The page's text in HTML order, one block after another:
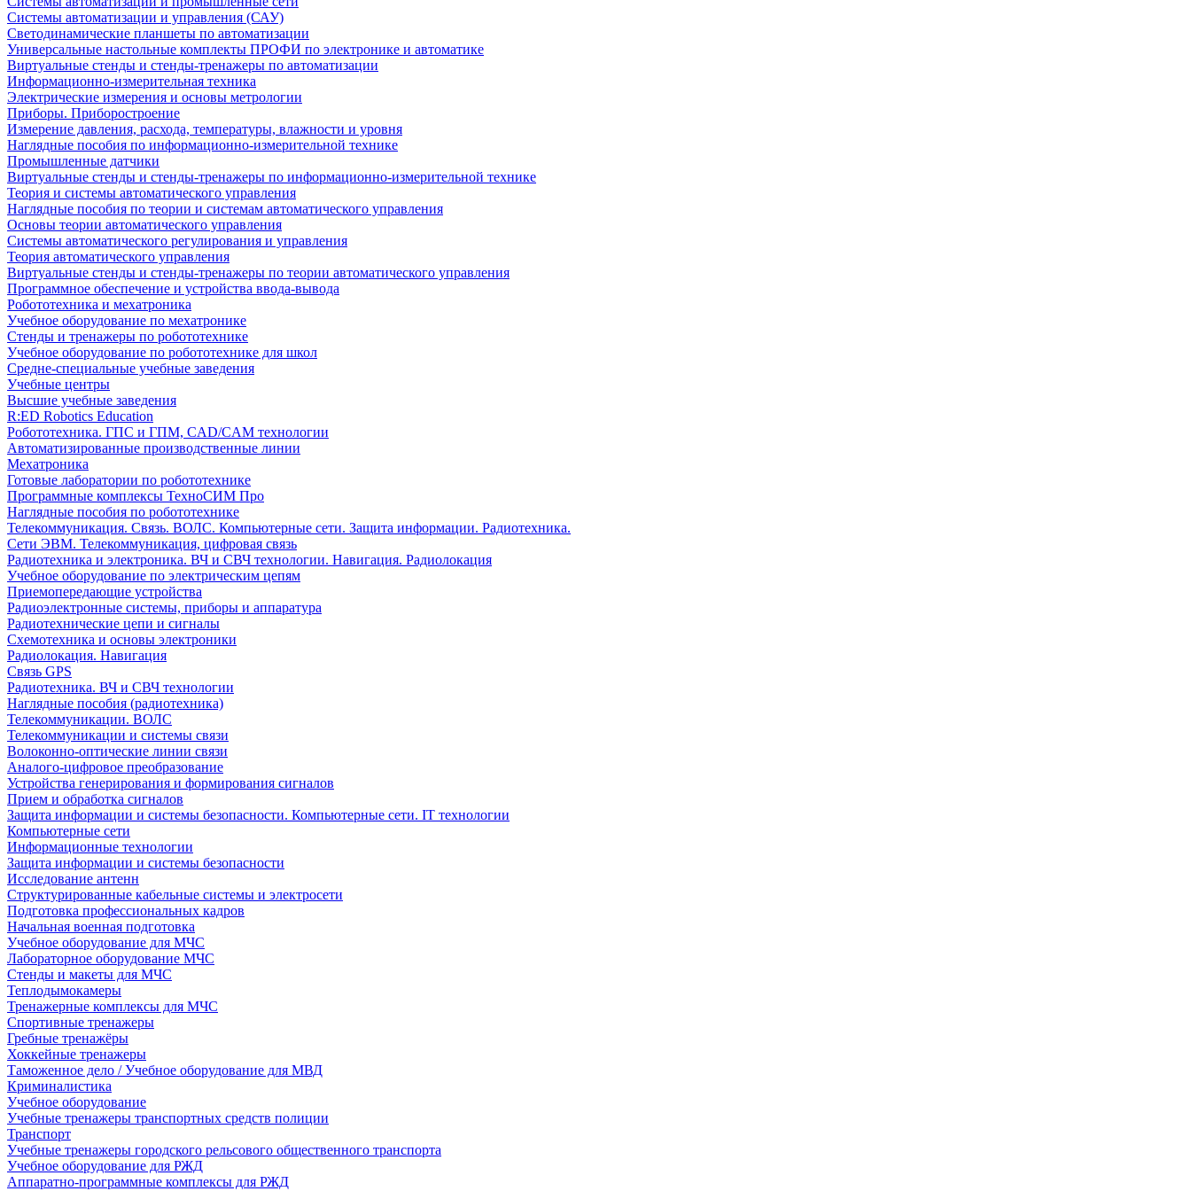
Системы автоматизации и управления (САУ)
Светодинамические планшеты по автоматизации
Универсальные настольные комплекты ПРОФИ по электронике и автоматике
Виртуальные стенды и стенды-тренажеры по автоматизации
Информационно-измерительная техника
Электрические измерения и основы метрологии
Приборы. Приборостроение
Измерение давления, расхода, температуры, влажности и уровня
Наглядные пособия по информационно-измерительной технике
Промышленные датчики
Виртуальные стенды и стенды-тренажеры по информационно-измерительной технике
Теория и системы автоматического управления
Наглядные пособия по теории и системам автоматического управления
Основы теории автоматического управления
Системы автоматического регулирования и управления
Теория автоматического управления
Виртуальные стенды и стенды-тренажеры по теории автоматического управления
Программное обеспечение и устройства ввода-вывода
Робототехника и мехатроника
Учебное оборудование по мехатронике
Стенды и тренажеры по робототехнике
Учебное оборудование по робототехнике для школ
Средне-специальные учебные заведения
Учебные центры
Высшие учебные заведения
R:ED Robotics Education
Робототехника. ГПС и ГПМ, CAD/CAM технологии
Автоматизированные производственные линии
Мехатроника
Готовые лаборатории по робототехнике
Программные комплексы ТехноСИМ Про
Наглядные пособия по робототехнике
Телекоммуникация. Связь. ВОЛС. Компьютерные сети. Защита информации. Радиотехника.
Сети ЭВМ. Телекоммуникация, цифровая связь
Радиотехника и электроника. ВЧ и СВЧ технологии. Навигация. Радиолокация
Учебное оборудование по электрическим цепям
Приемопередающие устройства
Радиоэлектронные системы, приборы и аппаратура
Радиотехнические цепи и сигналы
Схемотехника и основы электроники
Радиолокация. Навигация
Связь GPS
Радиотехника. ВЧ и СВЧ технологии
Наглядные пособия (радиотехника)
Телекоммуникации. ВОЛС
Телекоммуникации и системы связи
Волоконно-оптические линии связи
Аналого-цифровое преобразование
Устройства генерирования и формирования сигналов
Прием и обработка сигналов
Защита информации и системы безопасности. Компьютерные сети. IT технологии
Компьютерные сети
Информационные технологии
Защита информации и системы безопасности
Исследование антенн
Структурированные кабельные системы и электросети
Подготовка профессиональных кадров
Начальная военная подготовка
Учебное оборудование для МЧС
Лабораторное оборудование МЧС
Стенды и макеты для МЧС
Теплодымокамеры
Тренажерные комплексы для МЧС
Спортивные тренажеры
Гребные тренажёры
Хоккейные тренажеры
Таможенное дело / Учебное оборудование для МВД
Криминалистика
Учебное оборудование
Учебные тренажеры транспортных средств полиции
Транспорт
Учебные тренажеры городского рельсового общественного транспорта
Учебное оборудование для РЖД
Аппаратно-программные комплексы для РЖД